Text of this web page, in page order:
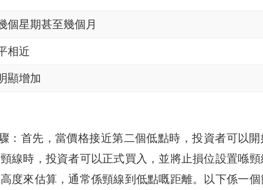
個星期甚至幾個月
相近
顯增加
：首先，當價格接近第二個低點時，投資者可以開
線時，投資者可以正式買入，並將止損位設置喺頸
度來估算，通常係頸線到低點嘅距離。以下係一個